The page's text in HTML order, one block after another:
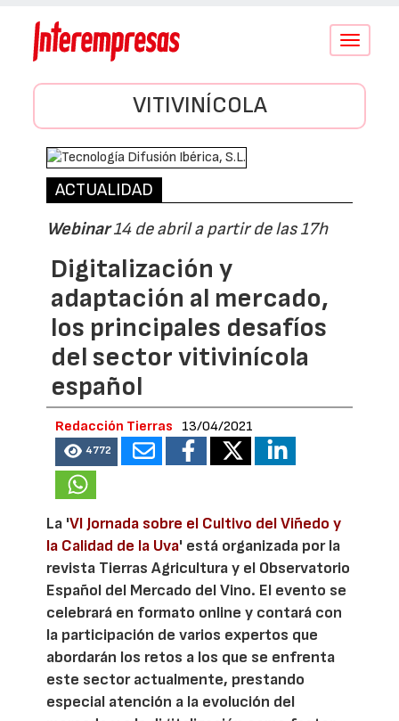
Conmutar
VITIVINÍCOLA
ACTUALIDAD
Webinar14 de abril a partir de las 17h
Digitalización y
adaptación al mercado,
los principales desafíos
del sector vitivinícola
español
Redacción Tierras 13/04/2021
4772
La 'VI Jornada sobre el Cultivo del Viñedo y
la Calidad de la Uva' está organizada por la
revista Tierras Agricultura y el Observatorio
Español del Mercado del Vino. El evento se
celebrará en formato online y contará con
la participación de varios expertos que
abordarán los retos a los que se enfrenta
este sector actualmente, prestando
especial atención a la evolución del